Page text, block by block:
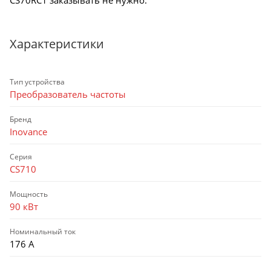
Характеристики
Тип устройства
Преобразователь частоты
Бренд
Inovance
Серия
CS710
Мощность
90 кВт
Номинальный ток
176 А